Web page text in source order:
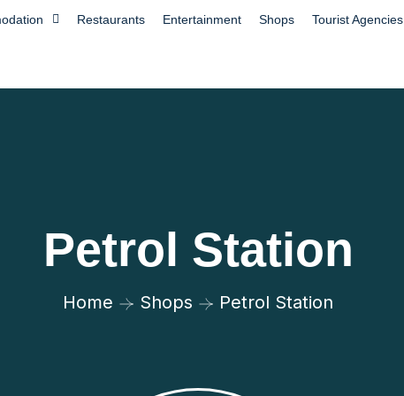
Restaurants Entertainment Shops Tourist Agencies
Petrol Station
Home Shops Petrol Station